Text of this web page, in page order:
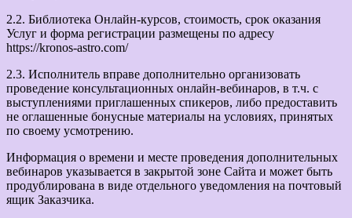
2.2. Библиотека Онлайн-курсов, стоимость, срок оказания
Услуг и форма регистрации размещены по адресу
https://kronos-astro.com/
2.3. Исполнитель вправе дополнительно организовать
проведение консультационных онлайн-вебинаров, в т.ч. с
выступлениями приглашенных спикеров, либо предоставить
не оглашенные бонусные материалы на условиях, принятых
по своему усмотрению.
Информация о времени и месте проведения дополнительных
вебинаров указывается в закрытой зоне Сайта и может быть
продублирована в виде отдельного уведомления на почтовый
ящик Заказчика.